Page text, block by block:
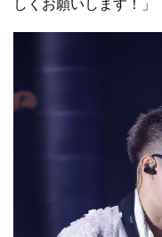
しくお願いします！」